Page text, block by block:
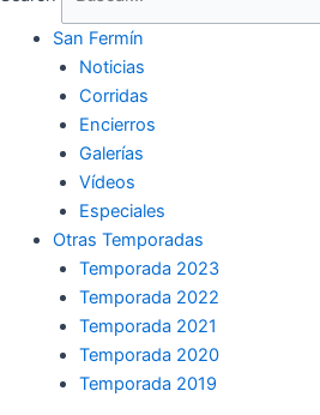
San Fermín
Noticias
Corridas
Encierros
Galerías
Vídeos
Especiales
Otras Temporadas
Temporada 2023
Temporada 2022
Temporada 2021
Temporada 2020
Temporada 2019